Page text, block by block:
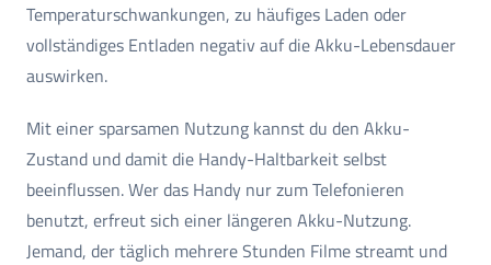
Temperaturschwankungen, zu häufiges Laden oder
vollständiges Entladen negativ auf die Akku-Lebensdauer
auswirken.
Mit einer sparsamen Nutzung kannst du den Akku-
Zustand und damit die Handy-Haltbarkeit selbst
beeinflussen. Wer das Handy nur zum Telefonieren
benutzt, erfreut sich einer längeren Akku-Nutzung.
Jemand, der täglich mehrere Stunden Filme streamt und